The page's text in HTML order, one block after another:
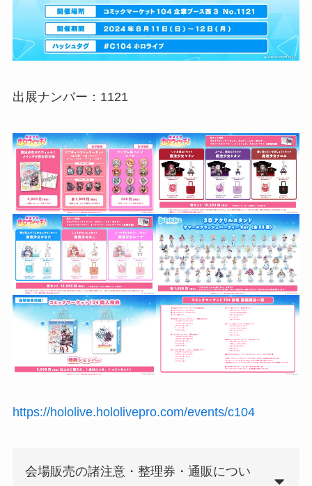
出展ナンバー：1121
https://hololive.hololivepro.com/events/c104
会場販売の諸注意・整理券・通販につい